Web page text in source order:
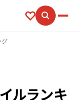
ルランキ